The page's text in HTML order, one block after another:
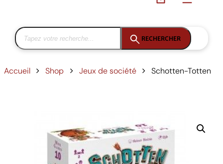
RECHERCHER
Accueil Shop Jeux de société Schotten-Totten